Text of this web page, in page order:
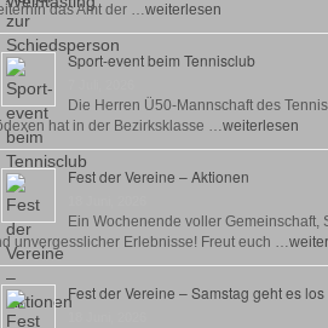
das Amt der …weiterlesen
Sport-event beim Tennisclub
Die Herren Ü50-Mannschaft des
hat in der Bezirksklasse …weiterlesen
Fest der Vereine – Aktionen
Ein Wochenende voller Gemeinschaft,
unvergesslicher Erlebnisse! Freut euch …
Fest der Vereine – Samstag geht es los